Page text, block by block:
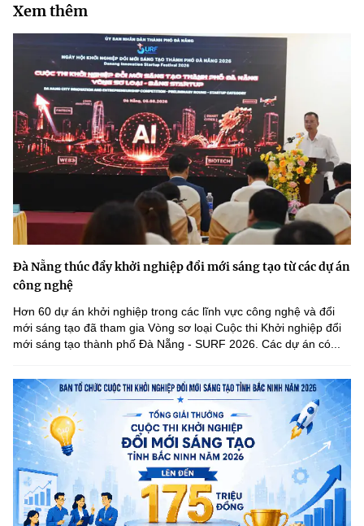
Xem thêm
Đà Nẵng thúc đẩy khởi nghiệp đổi mới sáng tạo từ các dự án
công nghệ
Hơn 60 dự án khởi nghiệp trong các lĩnh vực công nghệ và đổi
mới sáng tạo đã tham gia Vòng sơ loại Cuộc thi Khởi nghiệp đổi
mới sáng tạo thành phố Đà Nẵng - SURF 2026. Các dự án có...